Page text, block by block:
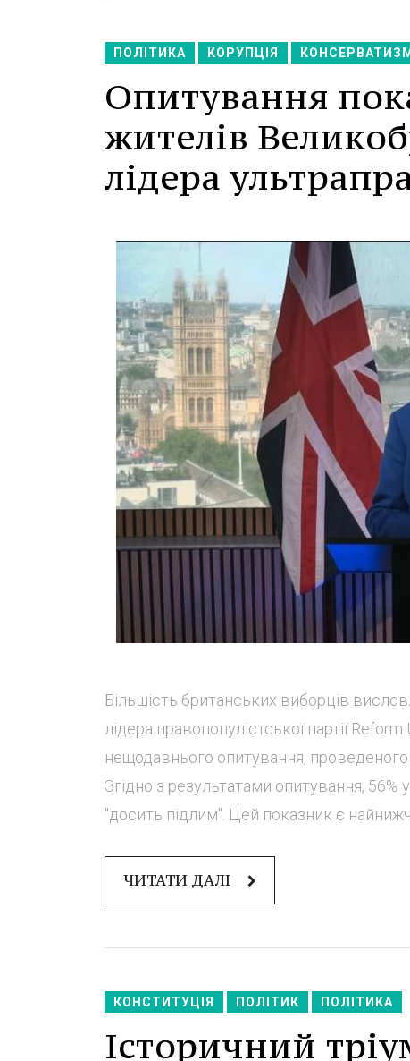
ПОЛІТИКА КОРУПЦІЯ КОНСЕРВАТИЗМ
Опитування
жителів
лідера
Більшість британських виборців
лідера правопопулістської партії
нещодавнього опитування,
Згідно з результатами опитування,
"досить підлим". Цей показник є
ЧИТАТИ ДАЛІ
КОНСТИТУЦІЯ ПОЛІТИК ПОЛІТИКА
Історичний